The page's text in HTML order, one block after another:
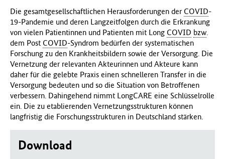
Die gesamtgesellschaftlichen Herausforderungen der COVID-
19-Pandemie und deren Langzeitfolgen durch die Erkrankung
von vielen Patientinnen und Patienten mit Long COVID bzw.
dem Post COVID-Syndrom bedürfen der systematischen
Forschung zu den Krankheitsbildern sowie der Versorgung. Die
Vernetzung der relevanten Akteurinnen und Akteure kann
daher für die gelebte Praxis einen schnelleren Transfer in die
Versorgung bedeuten und so die Situation von Betroffenen
verbessern. Dahingehend nimmt LongCARE eine Schlüsselrolle
ein. Die zu etablierenden Vernetzungsstrukturen können
langfristig die Forschungsstrukturen in Deutschland stärken.
Download